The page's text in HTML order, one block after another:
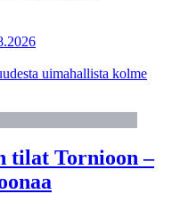
uimahallista kolme
tilat Tornioon –